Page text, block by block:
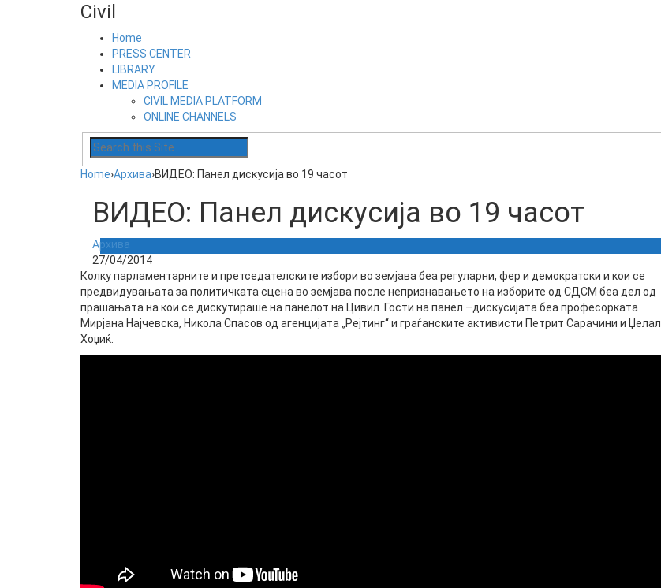
Civil
Home
PRESS CENTER
LIBRARY
MEDIA PROFILE
CIVIL MEDIA PLATFORM
ONLINE CHANNELS
Home›Архива›ВИДЕО: Панел дискусија во 19 часот
ВИДЕО: Панел дискусија во 19 часот
Архива
27/04/2014
Колку парламентарните и претседателските избори во земјава беа регуларни, фер и демократски и кои се
предвидувањата за политичката сцена во земјава после непризнавањето на изборите од СДСМ беа дел од
прашањата на кои се дискутираше на панелот на Цивил. Гости на панел –дискусијата беа професорката
Мирјана Најчевска, Никола Спасов од агенцијата „Рејтинг“ и граѓанските активисти Петрит Сарачини и Џелал
Хоџиќ.